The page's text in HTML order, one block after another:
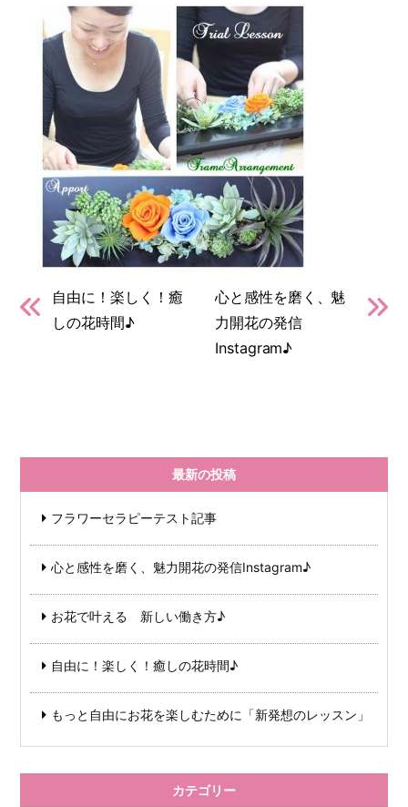
自由に！楽しく！癒
しの花時間♪
心と感性を磨く、魅
力開花の発信
Instagram♪
最新の投稿
フラワーセラピーテスト記事
心と感性を磨く、魅力開花の発信Instagram♪
お花で叶える 新しい働き方♪
自由に！楽しく！癒しの花時間♪
もっと自由にお花を楽しむために「新発想のレッスン」
カテゴリー